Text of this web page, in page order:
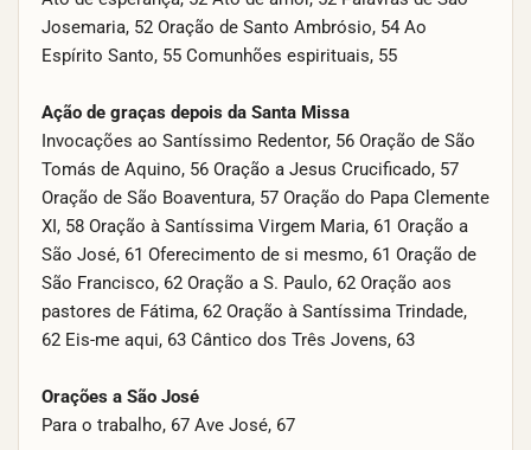
Josemaria, 52 Oração de Santo Ambrósio, 54 Ao
Espírito Santo, 55 Comunhões espirituais, 55
Ação de graças depois da Santa Missa
Invocações ao Santíssimo Redentor, 56 Oração de São
Tomás de Aquino, 56 Oração a Jesus Crucificado, 57
Oração de São Boaventura, 57 Oração do Papa Clemente
XI, 58 Oração à Santíssima Virgem Maria, 61 Oração a
São José, 61 Oferecimento de si mesmo, 61 Oração de
São Francisco, 62 Oração a S. Paulo, 62 Oração aos
pastores de Fátima, 62 Oração à Santíssima Trindade,
62 Eis-me aqui, 63 Cântico dos Três Jovens, 63
Orações a São José
Para o trabalho, 67 Ave José, 67